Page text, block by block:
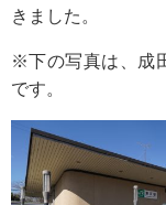
きました。
※下の写真は、成
です。